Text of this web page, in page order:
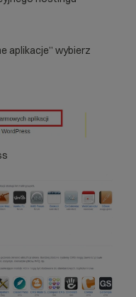
aplikacje” wybierz